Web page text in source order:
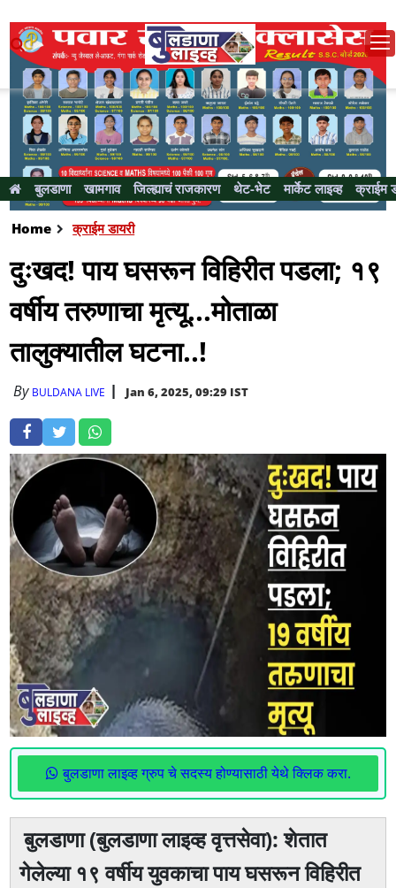
बुलडाणा खामगाव जिल्ह्याचं राजकारण थेट-भेट मार्केट लाइव्ह क्राईम
Home क्राईम डायरी
दुःखद! पाय घसरून विहिरीत पडला; १९
वर्षीय तरुणाचा मृत्यू...मोताळा
तालुक्यातील घटना..!
By BULDANA LIVE Jan 6, 2025, 09:29 IST
बुलडाणा लाइव्ह ग्रुप चे सदस्य होण्यासाठी येथे क्लिक करा.
बुलडाणा (बुलडाणा लाइव्ह वृत्तसेवा): शेतात
गेलेल्या १९ वर्षीय युवकाचा पाय घसरून विहिरीत